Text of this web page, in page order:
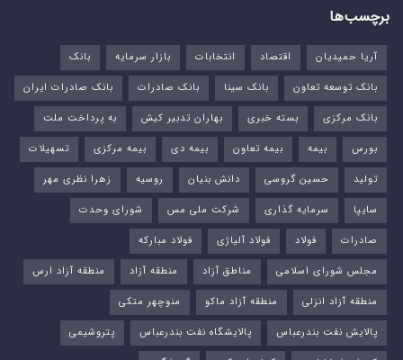
برچسب‌ها
آریا حمیدیان اقتصاد انتخابات بازار سرمایه
بانک
بانک توسعه تعاون
بانک سینا بانک صادرات
بانک صادرات ایران
بانک مرکزی
بسته خبری بهاران تدبیر کیش
به پرداخت ملت
بورس‌
بیمه بیمه تعاون بیمه دی بیمه مرکزی
تسهیلات
تولید
حسین گروسی دانش بنیان روسیه
زهرا نظری مهر
سایپا
سرمایه گذاری شرکت ملی مس
شورای وحدت
صادرات
فولاد فولاد آلیاژی
فولاد مبارکه
مجلس شورای اسلامی
مناطق آزاد منطقه آزاد
منطقه آزاد ارس
منطقه آزاد انزلی
منطقه آزاد ماکو
منوچهر متکی
پالایش نفت بندرعباس
پالایشگاه نفت بندرعباس
پتروشیمی